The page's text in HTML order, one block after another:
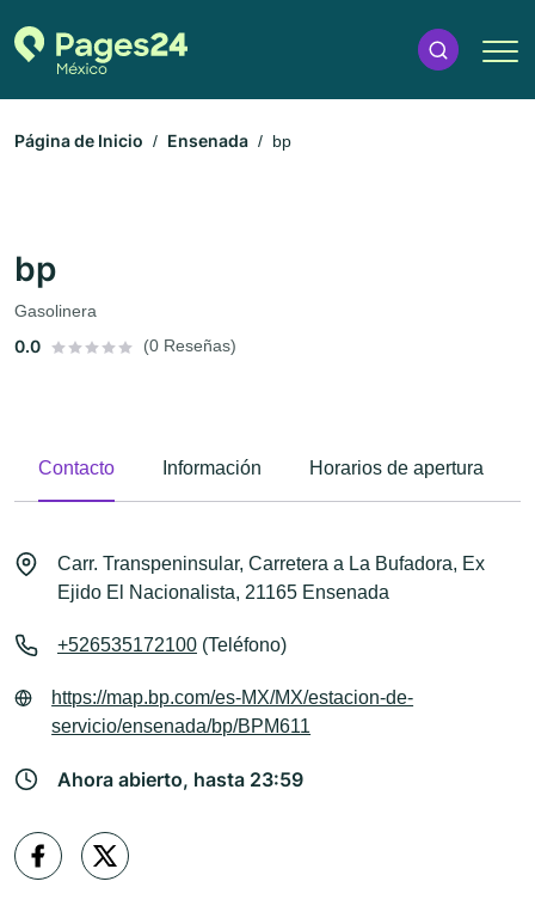
Página de Inicio Ensenada bp
bp
Gasolinera
0.0 (0 Reseñas)
Contacto Información Horarios de apertura
Carr. Transpeninsular, Carretera a La Bufadora, Ex
Ejido El Nacionalista, 21165 Ensenada
+526535172100 (Teléfono)
https://map.bp.com/es-MX/MX/estacion-de-
servicio/ensenada/bp/BPM611
Ahora abierto, hasta 23:59